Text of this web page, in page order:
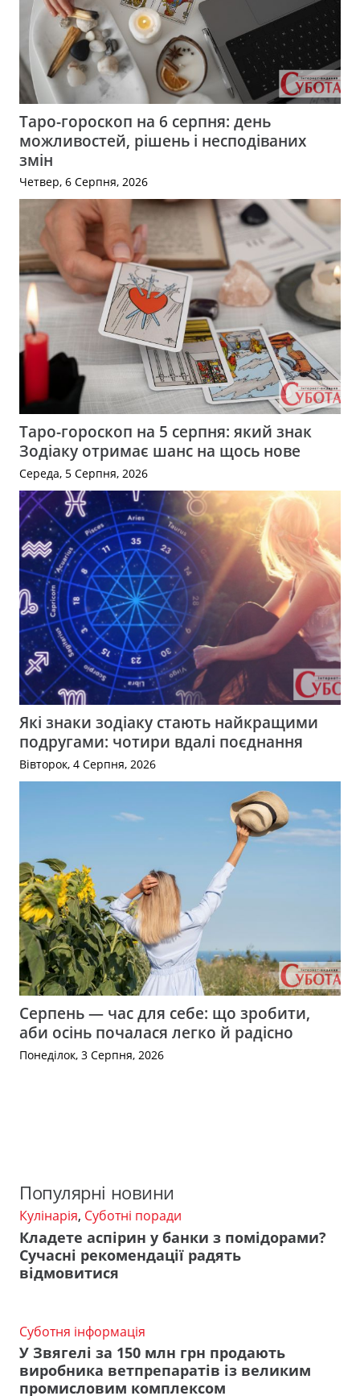
Таро-гороскоп на 6 серпня: день
можливостей, рішень і несподіваних
змін
Четвер, 6 Серпня, 2026
Таро-гороскоп на 5 серпня: який знак
Зодіаку отримає шанс на щось нове
Середа, 5 Серпня, 2026
Які знаки зодіаку стають найкращими
подругами: чотири вдалі поєднання
Вівторок, 4 Серпня, 2026
Серпень — час для себе: що зробити,
аби осінь почалася легко й радісно
Понеділок, 3 Серпня, 2026
Популярні новини
Кулінарія, Суботні поради
Кладете аспірин у банки з помідорами?
Сучасні рекомендації радять
відмовитися
Суботня інформація
У Звягелі за 150 млн грн продають
виробника ветпрепаратів із великим
промисловим комплексом